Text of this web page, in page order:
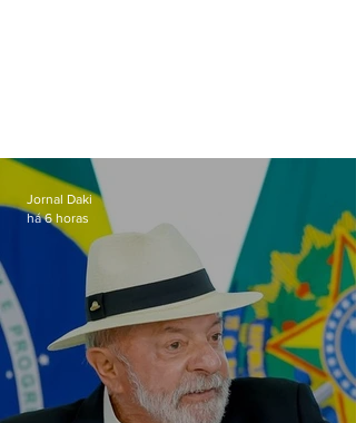
Jornal Daki
há 6 horas